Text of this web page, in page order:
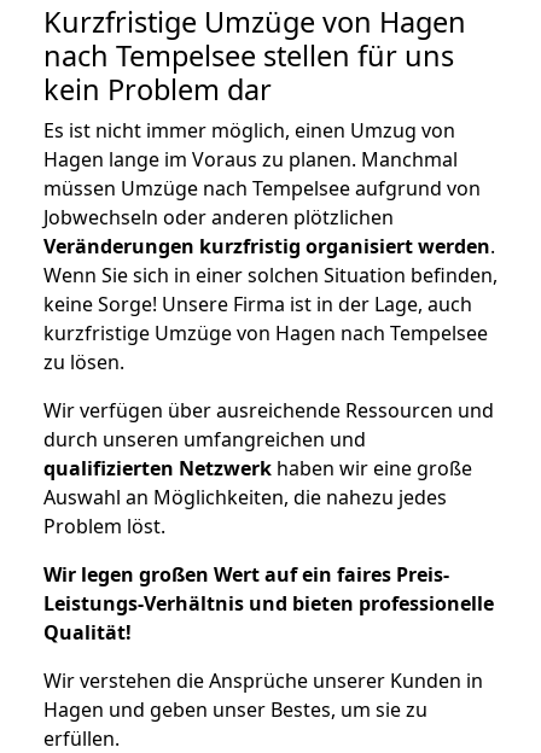
Kurzfristige Umzüge von Hagen
nach Tempelsee stellen für uns
kein Problem dar
Es ist nicht immer möglich, einen Umzug von
Hagen lange im Voraus zu planen. Manchmal
müssen Umzüge nach Tempelsee aufgrund von
Jobwechseln oder anderen plötzlichen
Veränderungen kurzfristig organisiert werden.
Wenn Sie sich in einer solchen Situation befinden,
keine Sorge! Unsere Firma ist in der Lage, auch
kurzfristige Umzüge von Hagen nach Tempelsee
zu lösen.
Wir verfügen über ausreichende Ressourcen und
durch unseren umfangreichen und
qualifizierten Netzwerk haben wir eine große
Auswahl an Möglichkeiten, die nahezu jedes
Problem löst.
Wir legen großen Wert auf ein faires Preis-
Leistungs-Verhältnis und bieten professionelle
Qualität!
Wir verstehen die Ansprüche unserer Kunden in
Hagen und geben unser Bestes, um sie zu
erfüllen.